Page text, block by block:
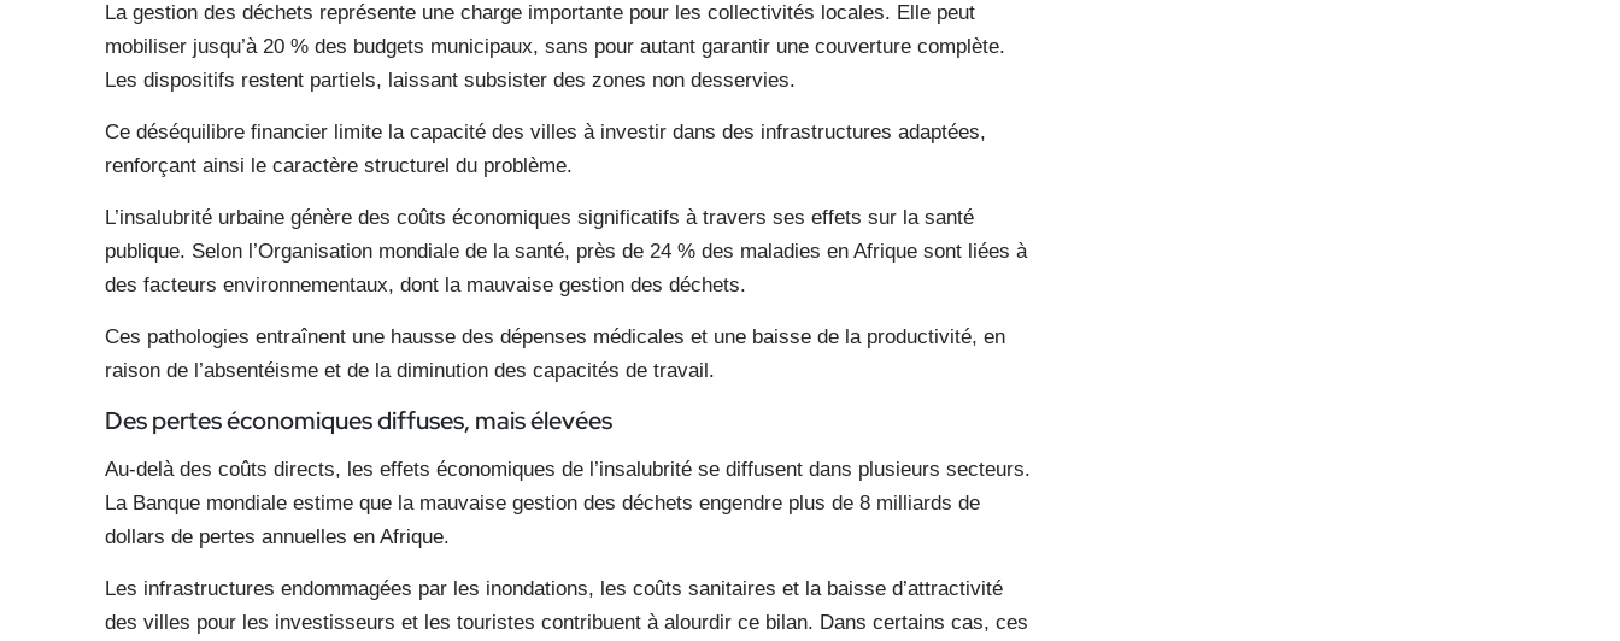
La gestion des déchets représente une charge importante pour les collectivités locales. Elle peut
mobiliser jusqu’à 20 % des budgets municipaux, sans pour autant garantir une couverture complète.
Les dispositifs restent partiels, laissant subsister des zones non desservies.
Ce déséquilibre financier limite la capacité des villes à investir dans des infrastructures adaptées,
renforçant ainsi le caractère structurel du problème.
L’insalubrité urbaine génère des coûts économiques significatifs à travers ses effets sur la santé
publique. Selon l’Organisation mondiale de la santé, près de 24 % des maladies en Afrique sont liées à
des facteurs environnementaux, dont la mauvaise gestion des déchets.
Ces pathologies entraînent une hausse des dépenses médicales et une baisse de la productivité, en
raison de l’absentéisme et de la diminution des capacités de travail.
Des pertes économiquesdiffuses, mais élevées
Au-delà des coûts directs, les effets économiques de l’insalubrité se diffusent dans plusieurs secteurs.
La Banque mondiale estime que la mauvaise gestion des déchets engendre plus de 8 milliards de
dollars de pertes annuelles en Afrique.
Les infrastructures endommagées par les inondations, les coûts sanitaires et la baisse d’attractivité
des villes pour les investisseurs et les touristes contribuent à alourdir ce bilan. Dans certains cas, ces